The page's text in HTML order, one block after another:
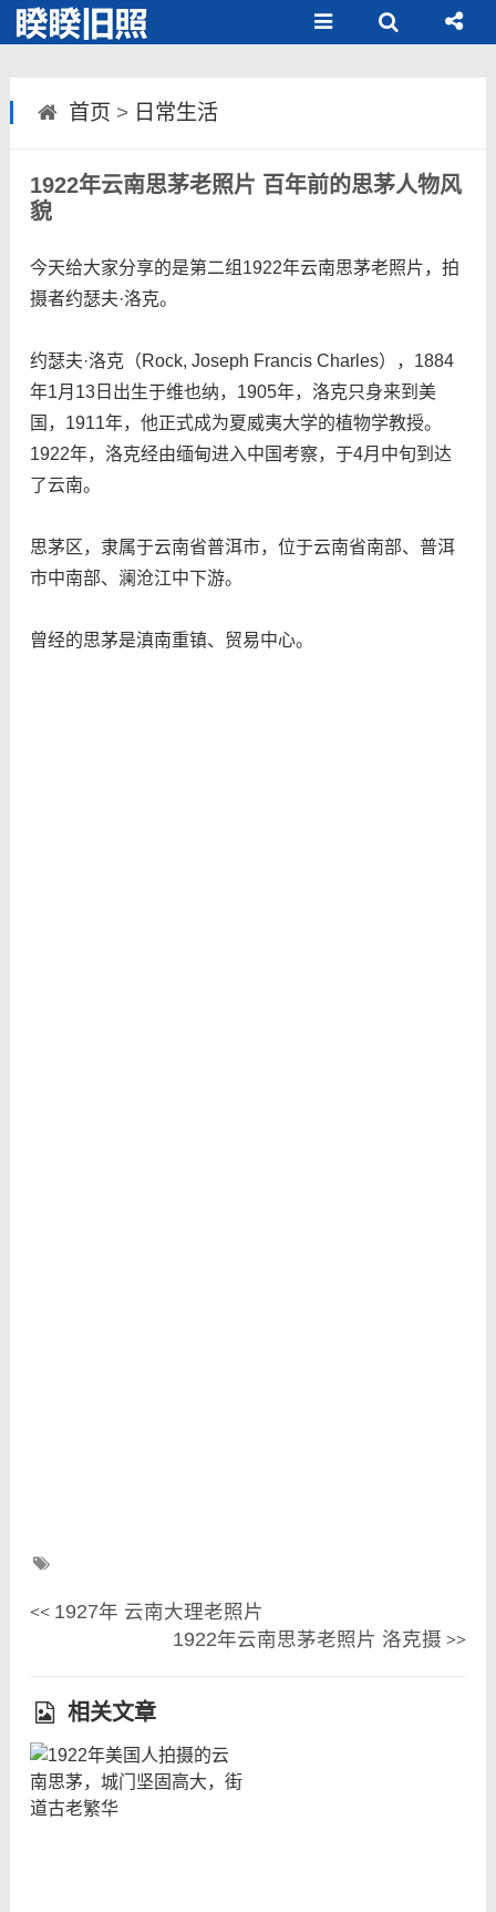
首页 > 日常生活
1922年云南思茅老照片 百年前的思茅人物风
貌
今天给大家分享的是第二组1922年云南思茅老照片，拍
摄者约瑟夫·洛克。
约瑟夫·洛克（Rock, Joseph Francis Charles），1884
年1月13日出生于维也纳，1905年，洛克只身来到美
国，1911年，他正式成为夏威夷大学的植物学教授。
1922年，洛克经由缅甸进入中国考察，于4月中旬到达
了云南。
思茅区，隶属于云南省普洱市，位于云南省南部、普洱
市中南部、澜沧江中下游。
曾经的思茅是滇南重镇、贸易中心。
<< 1927年 云南大理老照片
1922年云南思茅老照片 洛克摄 >>
相关文章